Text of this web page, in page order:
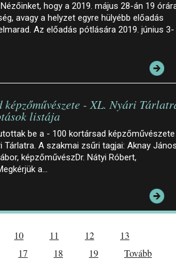
hogy a 2019. május 28-án 19
avagy a helyzet egyre hülyébb előadás
Az előadás pótlására 2019. június 3-
- XL. Nyári
listája
be a - 100 kortársad
Tárlatra. A szakmai zsűri tagjai: Aknay
képzőművészDr. Nátyi Róbert,
a…
10 11 12
13
17 18 19
Tovább